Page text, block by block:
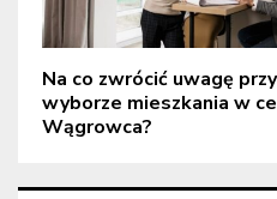
Na co zwrócić uwagę przy
wyborze mieszkania w
Wągrowca?